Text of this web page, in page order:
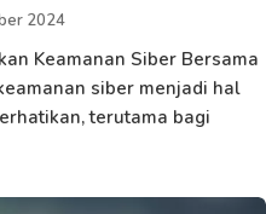
2024
Keamanan Siber Bersama
siber menjadi hal
terutama bagi